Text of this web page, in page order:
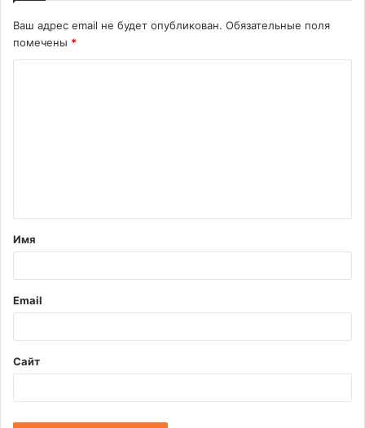
Ваш адрес email не будет опубликован. Обязательные поля
помечены *
т
а
й
*
Имя
Email
Сайт